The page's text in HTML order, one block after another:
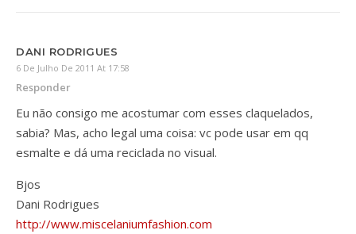
DANI RODRIGUES
6 De Julho De 2011 At 17:58
Responder
Eu não consigo me acostumar com esses claquelados,
sabia? Mas, acho legal uma coisa: vc pode usar em qq
esmalte e dá uma reciclada no visual.
Bjos
Dani Rodrigues
http://www.miscelaniumfashion.com